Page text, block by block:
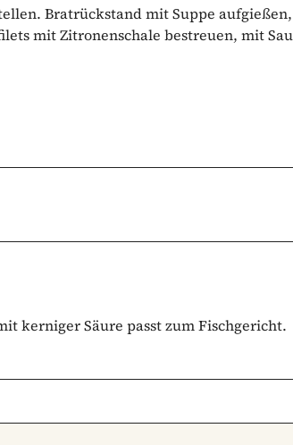
Bratrückstand mit Suppe aufgießen,
mit Zitronenschale bestreuen, mit
kerniger Säure passt zum Fischgericht.